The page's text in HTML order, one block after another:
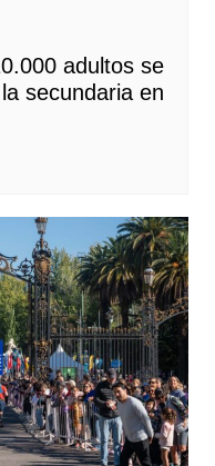
adultos se
secundaria en